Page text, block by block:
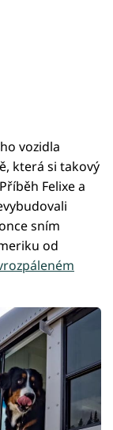
vozidla
která si takový
Felixe a
sním
od